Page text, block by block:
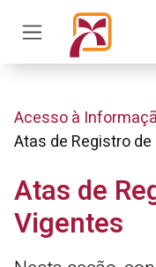
Acesso à
Atas de Registro
Atas de
Vigentes